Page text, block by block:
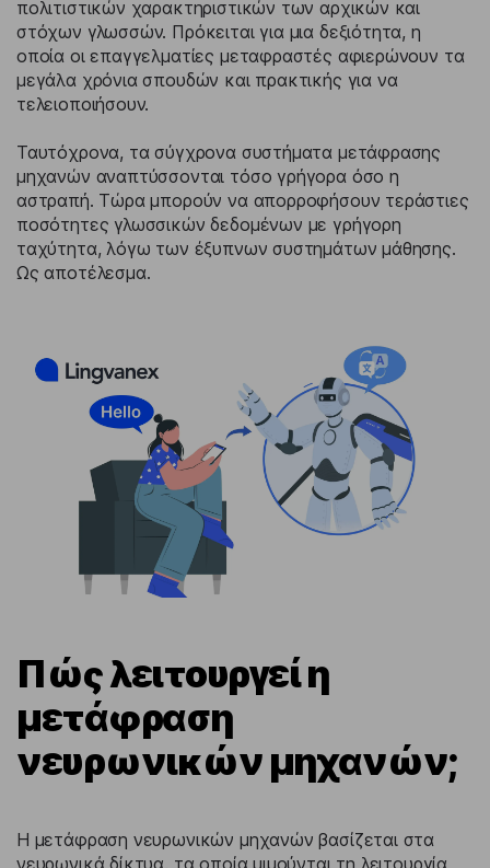
πολιτιστικών χαρακτηριστικών των αρχικών και
στόχων γλωσσών. Πρόκειται για μια δεξιότητα, η
οποία οι επαγγελματίες μεταφραστές αφιερώνουν τα
μεγάλα χρόνια σπουδών και πρακτικής για να
τελειοποιήσουν.
Ταυτόχρονα, τα σύγχρονα συστήματα μετάφρασης
μηχανών αναπτύσσονται τόσο γρήγορα όσο η
αστραπή. Τώρα μπορούν να απορροφήσουν τεράστιες
ποσότητες γλωσσικών δεδομένων με γρήγορη
ταχύτητα, λόγω των έξυπνων συστημάτων μάθησης.
Ως αποτέλεσμα.
Πώς λειτουργεί η
μετάφραση
νευρωνικών μηχανών;
Η μετάφραση νευρωνικών μηχανών βασίζεται στα
νευρωνικά δίκτυα, τα οποία μιμούνται τη λειτουργία